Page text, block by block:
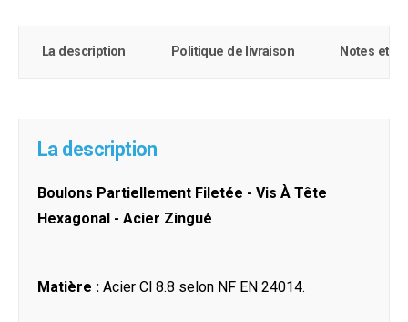
La description Politique de livraison Notes et
La description
Boulons Partiellement Filetée - Vis À Tête
Hexagonal - Acier Zingué
Matière : Acier Cl 8.8 selon NF EN 24014.